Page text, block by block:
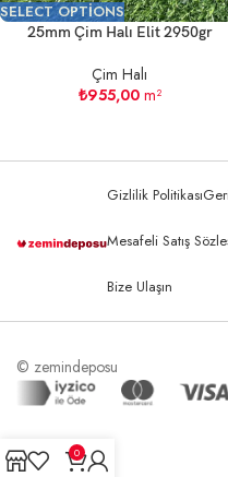
SELECT OPTIONS
25mm Çim Halı Elit 2950gr
Çim Halı
₺955,00m²
Gizlilik Politikası
Mesafeli Satış
Bize Ulaşın
© zemindeposu
0